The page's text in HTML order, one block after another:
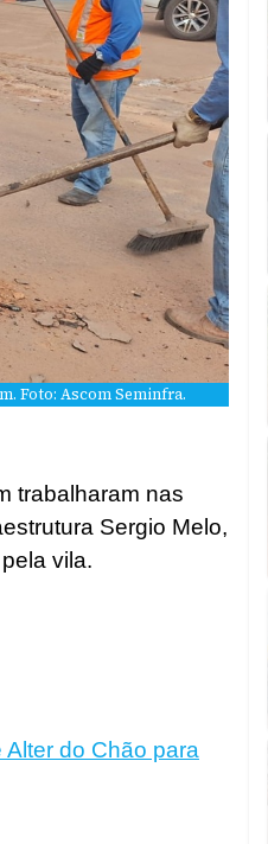
Foto: Ascom Seminfra.
trabalharam nas
Sergio Melo,
vila.
do Chão para